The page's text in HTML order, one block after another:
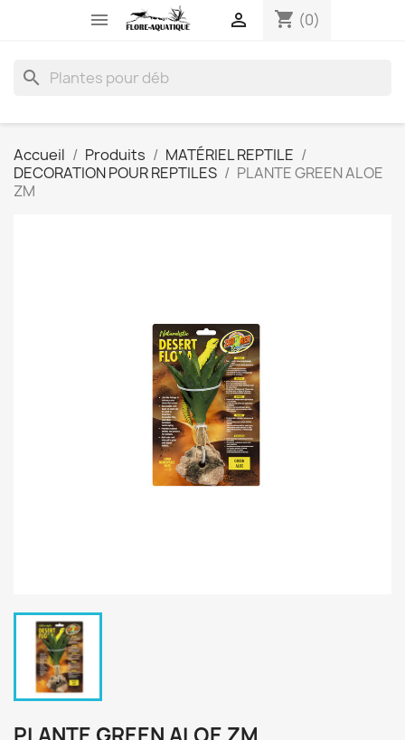
 shopping_cart (0)

search
Accueil Produits
MATÉRIEL REPTILE
DECORATION POUR REPTILES
PLANTE GREEN ALOE
ZM